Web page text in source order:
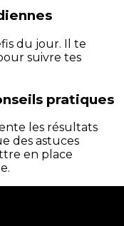
du jour. Il te
suivre tes
pratiques
les résultats
des astuces
en place